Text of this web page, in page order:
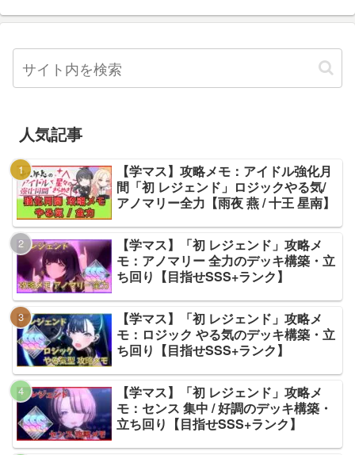
人気記事
【学マス】攻略メモ：アイドル強化月
間「初 レジェンド」ロジックやる気/
アノマリー全力【雨夜 燕 / 十王 星南】
【学マス】「初 レジェンド」攻略メ
モ：アノマリー 全力のデッキ構築・立
ち回り【目指せSSS+ランク】
【学マス】「初 レジェンド」攻略メ
モ：ロジック やる気のデッキ構築・立
ち回り【目指せSSS+ランク】
【学マス】「初 レジェンド」攻略メ
モ：センス 集中 / 好調のデッキ構築・
立ち回り【目指せSSS+ランク】